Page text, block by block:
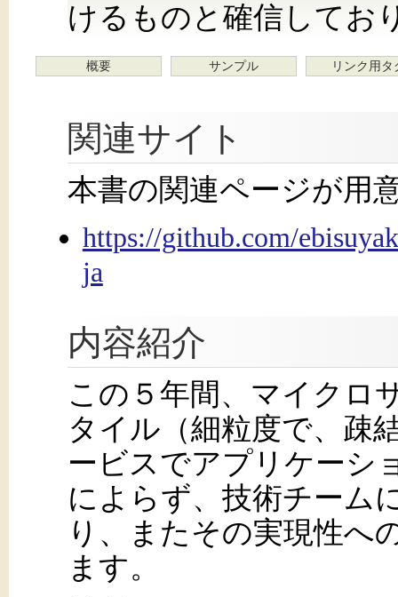
けるものと確信してお
概要 サンプル リンク用タ
関連サイト
本書の関連ページが用
https://github.com/
ja
内容紹介
この５年間、マイクロ
タイル（細粒度で、疎
ービスでアプリケーシ
によらず、技術チーム
り、またその実現性へ
ます。